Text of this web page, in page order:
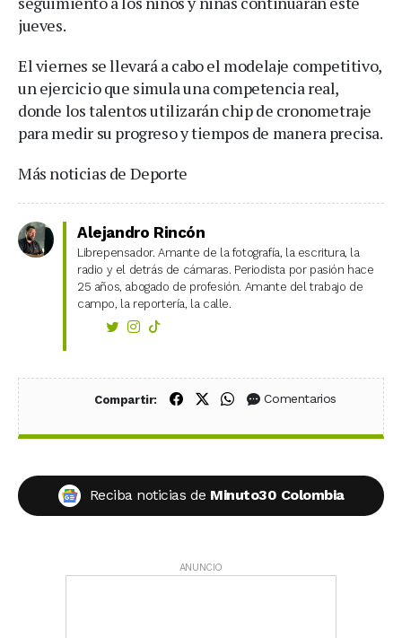
jueves.
El viernes se llevará a cabo el modelaje competitivo,
un ejercicio que simula una competencia real,
donde los talentos utilizarán chip de cronometraje
para medir su progreso y tiempos de manera precisa.
Más noticias de Deporte
Alejandro Rincón
Librepensador. Amante de la fotografía, la escritura, la
radio y el detrás de cámaras. Periodista por pasión hace
25 años, abogado de profesión. Amante del trabajo de
campo, la reportería, la calle.
Compartir: Compartir en Facebook
Compartir en X (Twitter)
Compartir en WhatsApp
Comentarios
Reciba noticias de Minuto30 Colombia
ANUNCIO